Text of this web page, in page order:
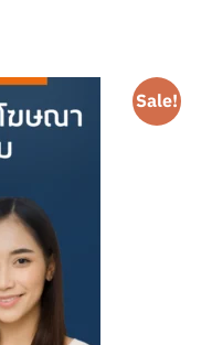
Sale!